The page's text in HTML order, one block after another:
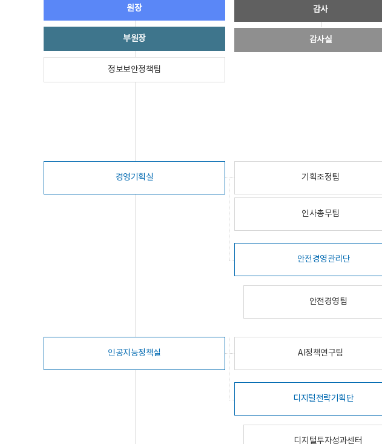
원장
부원장
정보보안정책팀
감사
감사실
경영기획실 기획조정팀
인사총무팀
안전경영관리단
안전경영팀
인공지능정책실 AI정책연구팀
디지털전략기획단
디지털투자성과센터